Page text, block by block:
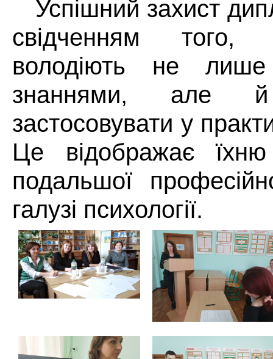
Успішний захист
свідченням
володіють не лише
знаннями, але
застосовувати у
Це відображає їхню
подальшої
галузі психології.